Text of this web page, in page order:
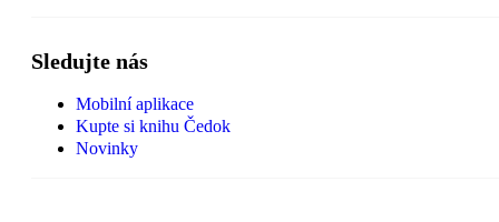
Sledujte nás
Mobilní aplikace
Kupte si knihu Čedok
Novinky